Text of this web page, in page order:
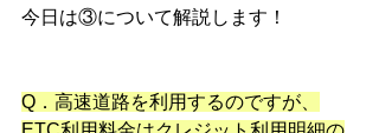
今日は③について解説します！
Q．高速道路を利用するのですが、